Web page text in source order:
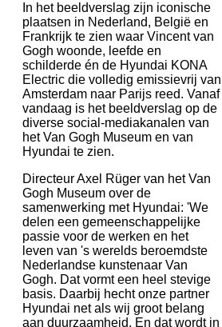
In het beeldverslag zijn iconische
plaatsen in Nederland, België en
Frankrijk te zien waar Vincent van
Gogh woonde, leefde en
schilderde én de Hyundai KONA
Electric die volledig emissievrij van
Amsterdam naar Parijs reed. Vanaf
vandaag is het beeldverslag op de
diverse social-mediakanalen van
het Van Gogh Museum en van
Hyundai te zien.
Directeur Axel Rüger van het Van
Gogh Museum over de
samenwerking met Hyundai: 'We
delen een gemeenschappelijke
passie voor de werken en het
leven van 's werelds beroemdste
Nederlandse kunstenaar Van
Gogh. Dat vormt een heel stevige
basis. Daarbij hecht onze partner
Hyundai net als wij groot belang
aan duurzaamheid. En dat wordt in